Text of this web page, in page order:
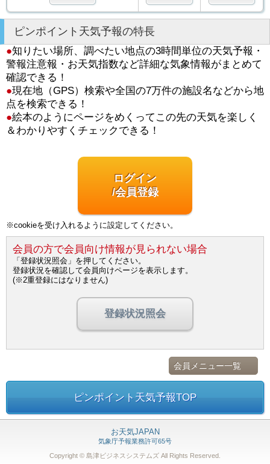
ピンポイント天気予報の特長
●知りたい場所、調べたい地点の3時間単位の天気予報・
警報注意報・お天気指数など詳細な気象情報がまとめて
確認できる！
●現在地（GPS）検索や全国の7万件の施設名などから地
点を検索できる！
●絵本のようにページをめくってこの先の天気を楽しく
＆わかりやすくチェックできる！
ログイン
/会員登録
※cookieを受け入れるように設定してください。
会員の方で会員向け情報が見られない場合
「登録状況照会」を押してください。
登録状況を確認して会員向けページを表示します。
(※2重登録にはなりません)
登録状況照会
会員メニュー一覧
ピンポイント天気予報TOP
お天気JAPAN
気象庁予報業務許可65号
Copyright © 島津ビジネスシステムズ All Rights Reserved.